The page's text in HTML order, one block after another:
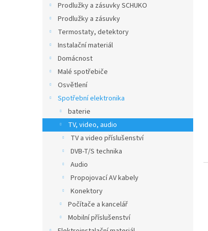
Prodlužky a zásuvky SCHUKO
Prodlužky a zásuvky
Termostaty, detektory
Instalační materiál
Domácnost
Malé spotřebiče
Osvětlení
Spotřební elektronika
baterie
TV, video, audio
TV a video příslušenství
DVB-T/S technika
Audio
Propojovací AV kabely
Konektory
Počítače a kancelář
Mobilní příslušenství